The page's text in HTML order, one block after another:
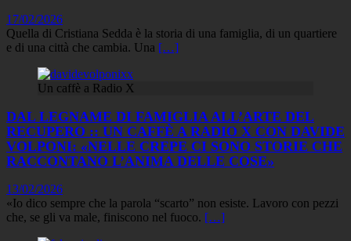
17/02/2026
Quella di Cristiana Sedda è la storia di una famiglia, di un quartiere
e di una città che cambia. Una […]
Un caffè a Radio X
DAL LEGNAME DI FAMIGLIA ALL’ARTE DEL
RECUPERO :: UN CAFFÈ A RADIO X CON DAVIDE
VOLPONI: «NELLE CREPE CI SONO STORIE CHE
RACCONTANO L’ANIMA DELLE COSE»
13/02/2026
«Io dico sempre che la parola “scarto” non esiste. Lavoro con pezzi
che, se gli va male, finiscono nel fuoco. […]